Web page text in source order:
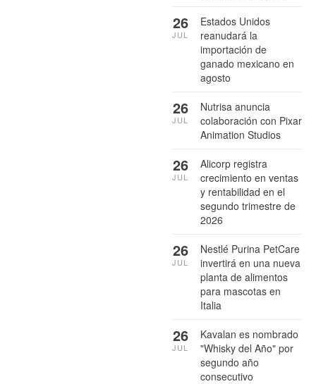
Estados Unidos
reanudará la
importación de
ganado mexicano en
agosto
26
JUL
Nutrisa anuncia
colaboración con Pixar
Animation Studios
26
JUL
Alicorp registra
crecimiento en ventas
y rentabilidad en el
segundo trimestre de
2026
26
JUL
Nestlé Purina PetCare
invertirá en una nueva
planta de alimentos
para mascotas en
Italia
26
JUL
Kavalan es nombrado
"Whisky del Año" por
segundo año
consecutivo
26
JUL